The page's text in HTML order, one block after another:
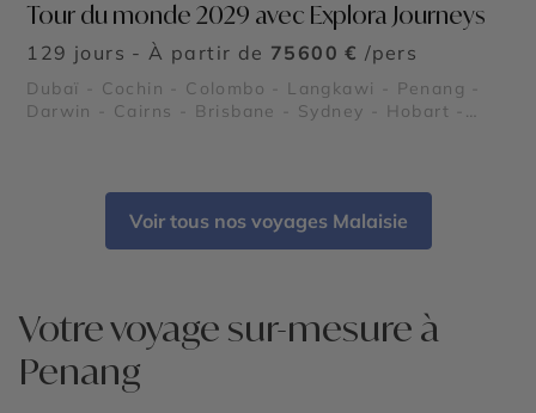
Tour du monde 2029 avec Explora Journeys
129 jours - À partir de 75600 € /pers
Dubaï - Cochin - Colombo - Langkawi - Penang -
Darwin - Cairns - Brisbane - Sydney - Hobart -
Voir tous nos voyages Malaisie
Votre voyage sur-mesure à
Penang